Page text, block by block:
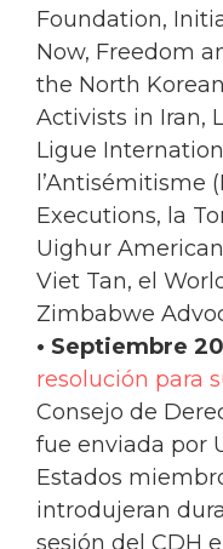
Foundation,
Now, Freedom
the North
Activists in Iran,
Ligue
l’Antisémitisme
Executions, la
Uighur
Viet Tan, el
Zimbabwe
• Septiembre
resolución para
Consejo de
fue enviada por
Estados
introdujeran
sesión del CDH